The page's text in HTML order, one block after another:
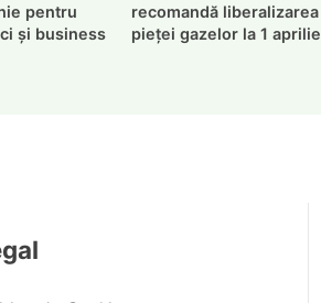
pentru
și business
recomandă liberalizarea
pieței gazelor la 1 aprilie